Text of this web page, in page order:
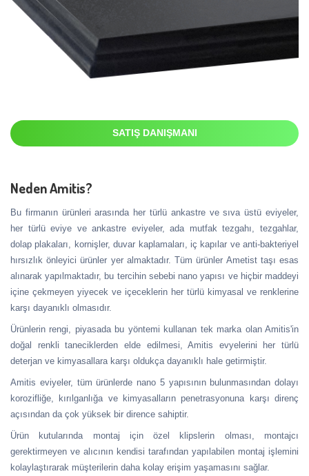
SATIŞ DANIŞMANI
Neden Amitis?
Bu firmanın ürünleri arasında her türlü ankastre ve sıva üstü eviyeler,
her türlü eviye ve ankastre eviyeler, ada mutfak tezgahı, tezgahlar,
dolap plakaları, kornişler, duvar kaplamaları, iç kapılar ve anti-bakteriyel
hırsızlık önleyici ürünler yer almaktadır. Tüm ürünler Ametist taşı esas
alınarak yapılmaktadır, bu tercihin sebebi nano yapısı ve hiçbir maddeyi
içine çekmeyen yiyecek ve içeceklerin her türlü kimyasal ve renklerine
karşı dayanıklı olmasıdır.
Ürünlerin rengi, piyasada bu yöntemi kullanan tek marka olan Amitis'in
doğal renkli taneciklerden elde edilmesi, Amitis evyelerini her türlü
deterjan ve kimyasallara karşı oldukça dayanıklı hale getirmiştir.
Amitis eviyeler, tüm ürünlerde nano 5 yapısının bulunmasından dolayı
korozifliğe, kırılganlığa ve kimyasalların penetrasyonuna karşı direnç
açısından da çok yüksek bir dirence sahiptir.
Ürün kutularında montaj için özel klipslerin olması, montajcı
gerektirmeyen ve alıcının kendisi tarafından yapılabilen montaj işlemini
kolaylaştırarak müşterilerin daha kolay erişim yaşamasını sağlar.